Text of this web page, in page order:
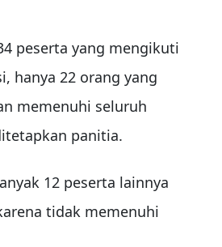
peserta yang mengikuti
hanya 22 orang yang
memenuhi seluruh
panitia.
12 peserta lainnya
tidak memenuhi